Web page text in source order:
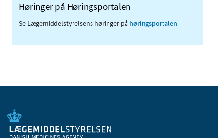
Høringer på Høringsportalen
Se Lægemiddelstyrelsens høringer på høringsportalen